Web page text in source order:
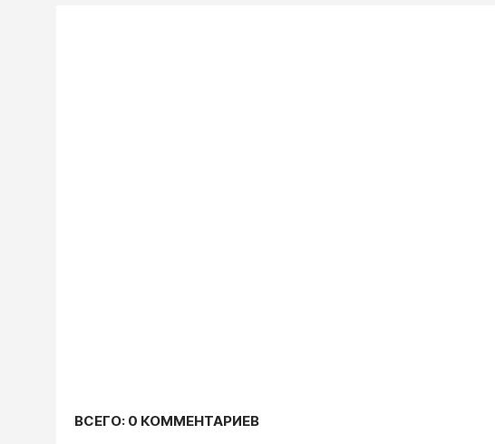
ВСЕГО: 0 КОММЕНТАРИЕВ